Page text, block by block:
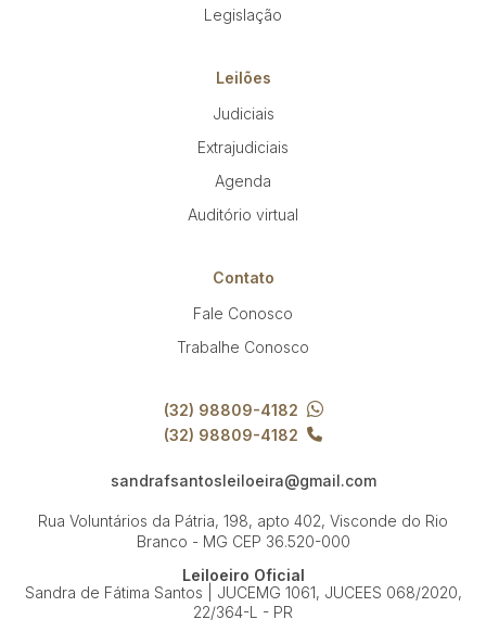
Legislação
Leilões
Judiciais
Extrajudiciais
Agenda
Auditório virtual
Contato
Fale Conosco
Trabalhe Conosco
(32) 98809-4182
(32) 98809-4182
sandrafsantosleiloeira@gmail.com
Rua Voluntários da Pátria, 198, apto 402, Visconde do Rio
Branco - MG CEP 36.520-000
Leiloeiro Oficial
Sandra de Fátima Santos | JUCEMG 1061, JUCEES 068/2020,
22/364-L - PR